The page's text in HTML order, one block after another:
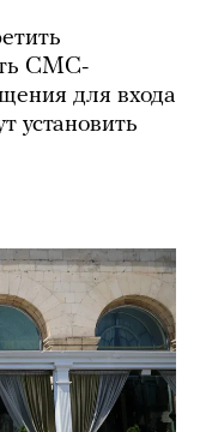
СМС-
для входа
установить